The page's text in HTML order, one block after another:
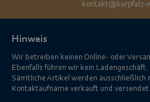
kontakt@kurpfalz-
Hinweis
Wir betreiben keinen Online- oder
Ebenfalls führen wir kein Ladengeschäft.
Sämtliche Artikel werden ausschließlich
Kontaktaufname verkauft und versendet.